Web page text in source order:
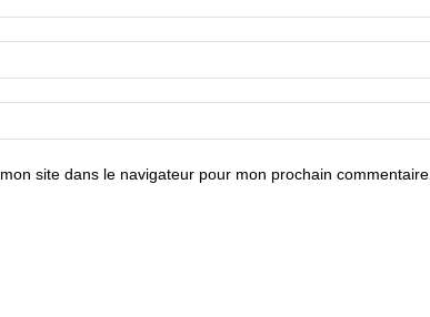
site dans le navigateur pour mon prochain commentaire.